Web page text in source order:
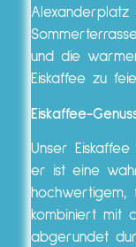
Alexanderplatz
und die
Eiskaffee zu
Eiskaffee-
Unser
er ist eine
hochwertigem,
kombiniert mit
abgerundet